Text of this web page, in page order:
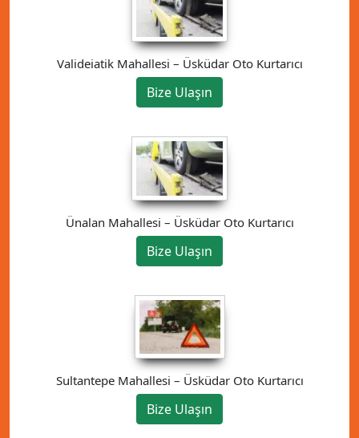
Valideiatik Mahallesi – Üsküdar Oto Kurtarıcı
Bize Ulaşın
Ünalan Mahallesi – Üsküdar Oto Kurtarıcı
Bize Ulaşın
Sultantepe Mahallesi – Üsküdar Oto Kurtarıcı
Bize Ulaşın